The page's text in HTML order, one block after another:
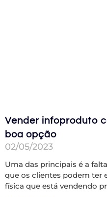
Vender infoproduto
boa opção
02/05/2023
Uma das principais é a
que os clientes podem ter
física que está vendendo